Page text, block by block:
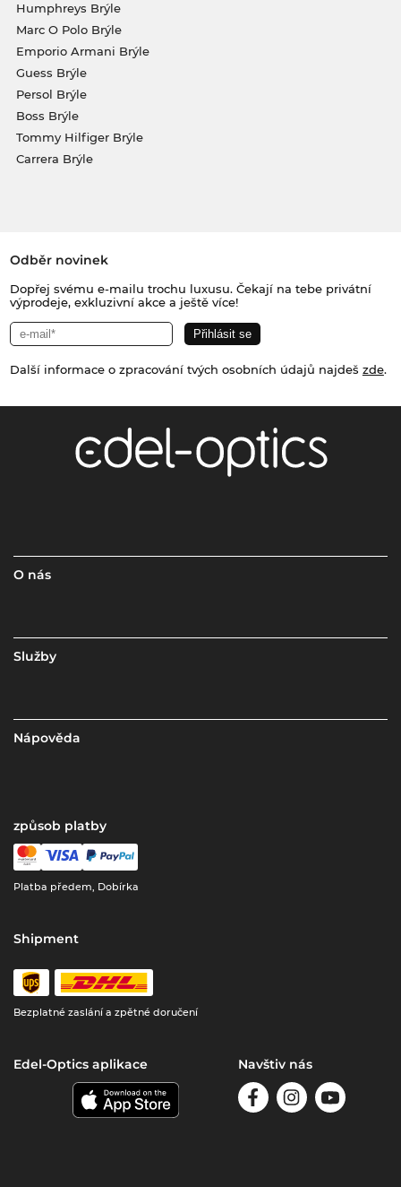
Humphreys Brýle
Marc O Polo Brýle
Emporio Armani Brýle
Guess Brýle
Persol Brýle
Boss Brýle
Tommy Hilfiger Brýle
Carrera Brýle
Odběr novinek
Dopřej svému e-mailu trochu luxusu. Čekají na tebe privátní
výprodeje, exkluzivní akce a ještě více!
Další informace o zpracování tvých osobních údajů najdeš zde.
O nás
Služby
Nápověda
způsob platby
Platba předem, Dobírka
Shipment
Bezplatné zaslání a zpětné doručení
Edel-Optics aplikace Navštiv nás